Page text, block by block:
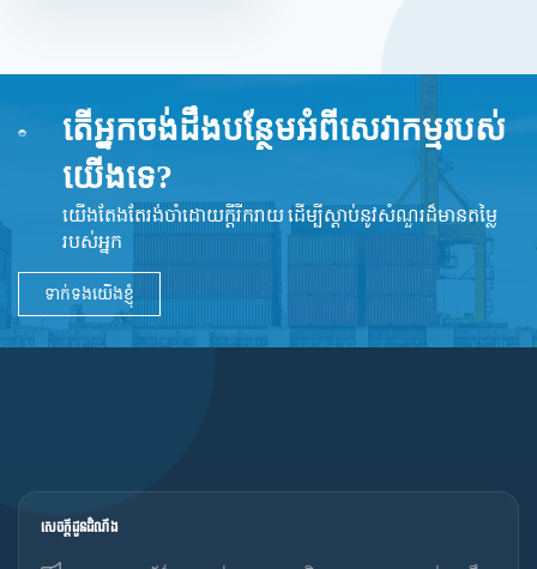
តើអ្នកចង់ដឹងបន្ថែមអំពីសេវាកម្មរបស់
យើងទេ?
យើងតែងតែរង់ចាំដោយក្ដីរីករាយ ដើម្បីស្តាប់នូវ​សំណួរដ៏​មានតម្លៃ
របស់អ្នក
ទាក់ទងយើងខ្ញុំ
សេចក្ដីជូនដំណឹង